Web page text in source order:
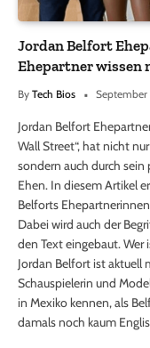
Jordan Belfort
Ehepartner wissen
By Tech Bios September
Jordan Belfort
Wall Street“, hat nicht
sondern auch durch
Ehen. In diesem Artikel
Belforts
Dabei wird auch der
den Text eingebaut. Wer
Jordan Belfort ist aktuell
Schauspielerin und
in Mexiko kennen, als
damals noch kaum